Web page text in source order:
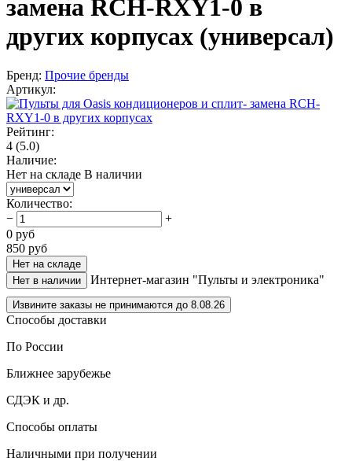
замена RCH-RXY1-0 в
других корпусах (универсал)
Бренд: Прочие бренды
Артикул:
Рейтинг:
4 (5.0)
Наличие:
Нет на складе В наличии
Количество:
−
+
0 руб
850 руб
Нет на складе
Нет в наличии
Интернет-магазин "Пульты и электроника"
Извините заказы не принимаются до 8.08.26
Способы доставки
По России
Ближнее зарубежье
СДЭК и др.
Способы оплаты
Наличными при получении